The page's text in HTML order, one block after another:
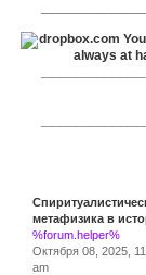
метафизика в
%forum.helper%
Октября 08, 2025,
am